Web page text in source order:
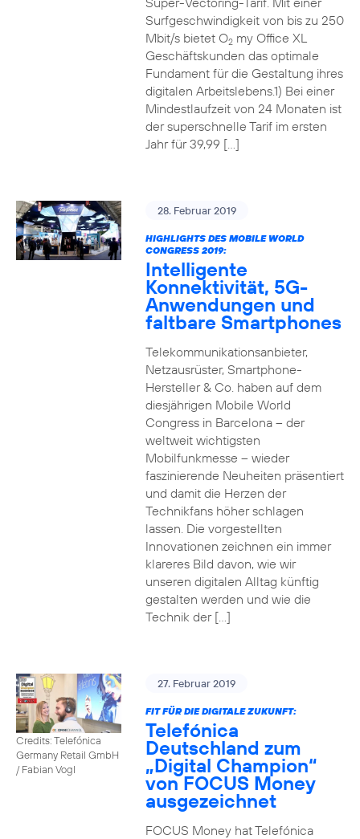
Surfgeschwindigkeit von bis zu 250
Mbit/s bietet O2my Office XL
Geschäftskunden das optimale
Fundament für die Gestaltung ihres
digitalen Arbeitslebens.1) Bei einer
Mindestlaufzeit von 24 Monaten ist
der superschnelle Tarif im ersten
Jahr für 39,99 […]
28. Februar 2019
HIGHLIGHTS DES MOBILE WORLD
CONGRESS 2019:
Intelligente
Konnektivität, 5G-
Anwendungen und
faltbare Smartphones
Telekommunikationsanbieter,
Netzausrüster, Smartphone-
Hersteller & Co. haben auf dem
diesjährigen Mobile World
Congress in Barcelona – der
weltweit wichtigsten
Mobilfunkmesse – wieder
faszinierende Neuheiten präsentiert
und damit die Herzen der
Technikfans höher schlagen
lassen. Die vorgestellten
Innovationen zeichnen ein immer
klareres Bild davon, wie wir
unseren digitalen Alltag künftig
gestalten werden und wie die
Technik der […]
Credits: Telefónica
Germany Retail GmbH
/ Fabian Vogl
27. Februar 2019
FIT FÜR DIE DIGITALE ZUKUNFT:
Telefónica
Deutschland zum
„Digital Champion“
von FOCUS Money
ausgezeichnet
FOCUS Money hat Telefónica